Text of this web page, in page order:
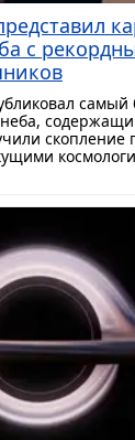
с
неба,
скопление